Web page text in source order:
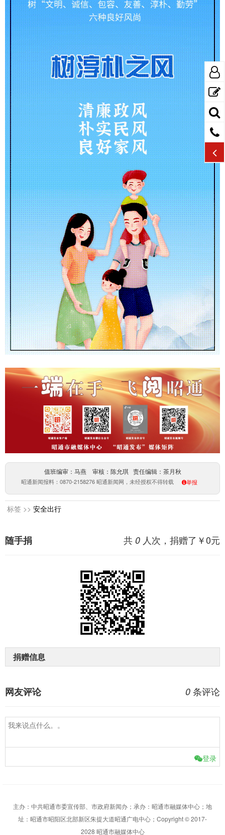
值班编审：马燕 审核：陈允琪 责任编辑：茶月秋
昭通新闻报料：0870-2158276 昭通新闻网，未经授权不得转载 举报
标签 >> 安全出行
共 0 人次，捐赠了￥0元
随手捐
捐赠信息
0 条评论
网友评论
登录
主办：中共昭通市委宣传部、市政府新闻办；承办：昭通市融媒体中心；地
址：昭通市昭阳区北部新区朱提大道昭通广电中心；Copyright © 2017-
2028 昭通市融媒体中心